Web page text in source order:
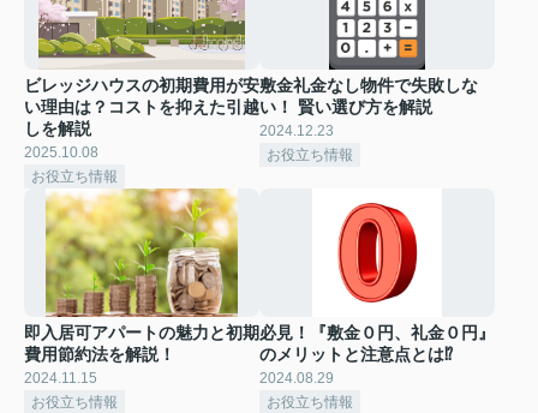
ビレッジハウスの初期費用が安
い理由は？コストを抑えた引越
しを解説
2025.10.08
お役立ち情報
敷金礼金なし物件で失敗しな
い！ 賢い選び方を解説
2024.12.23
お役立ち情報
即入居可アパートの魅力と初期
費用節約法を解説！
2024.11.15
お役立ち情報
必見！『敷金０円、礼金０円』
のメリットと注意点とは⁉
2024.08.29
お役立ち情報